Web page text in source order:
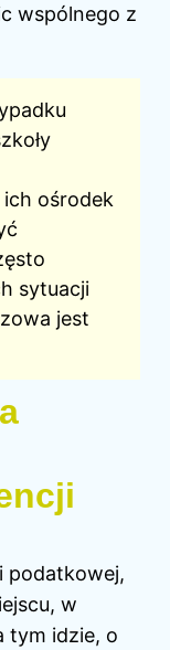
wspólnego z
ośrodek
sytuacji
jest
podatkowej,
w
tym idzie, o